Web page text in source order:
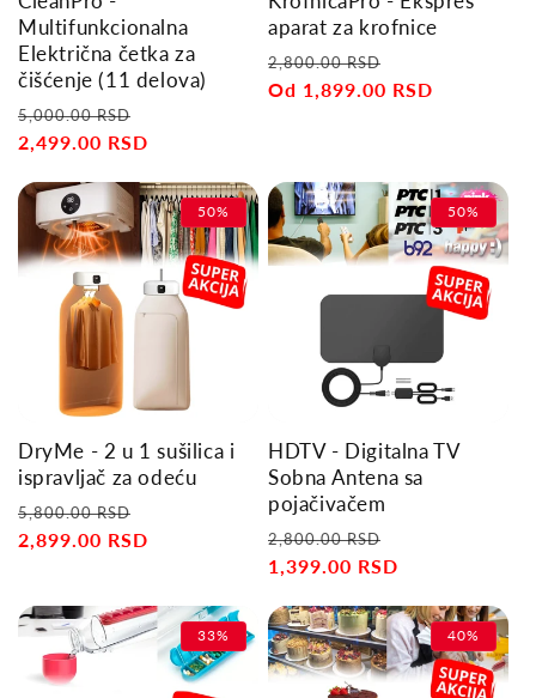
n
:
Multifunkcionalna
Električna četka za
čišćenje (11 delova)
Regular
price
5,000.00 RSD
price
2,499.00 RSD
aparat za krofnice
Regular
price
2,800.00 RSD
price
Od 1,899.00 RSD
50%
DryMe - 2 u 1 sušilica i
ispravljač za odeću
Regular
price
5,800.00 RSD
price
2,899.00 RSD
50%
HDTV - Digitalna TV
Sobna Antena sa
pojačivačem
Regular
price
2,800.00 RSD
price
1,399.00 RSD
33% 40%